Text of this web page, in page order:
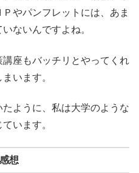
やパンフレットには、あま
ないんですよね。
座もバッチリとやってくれ
います。
ように、私は大学のような
います。
想